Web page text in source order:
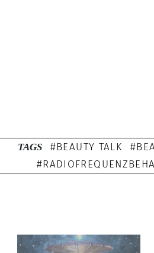
TAGS BEAUTY TALK